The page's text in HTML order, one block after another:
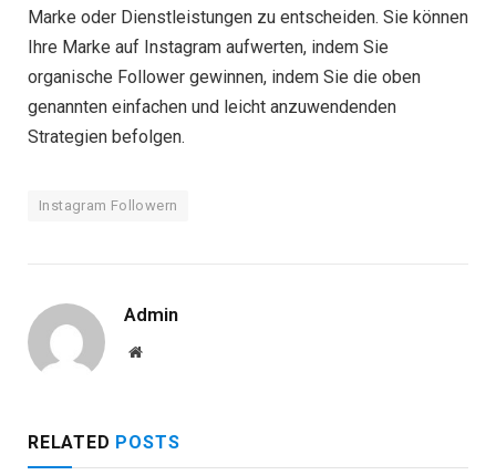
Marke oder Dienstleistungen zu entscheiden. Sie können
Ihre Marke auf Instagram aufwerten, indem Sie
organische Follower gewinnen, indem Sie die oben
genannten einfachen und leicht anzuwendenden
Strategien befolgen.
Instagram Followern
Admin
Website
RELATED POSTS